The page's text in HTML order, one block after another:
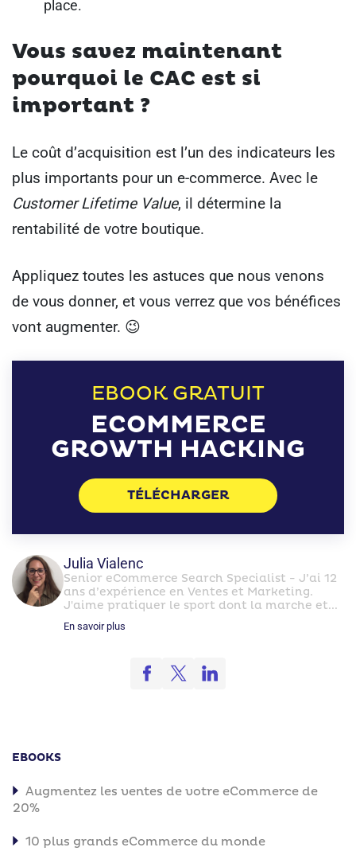
place.
Vous savez maintenant
pourquoi le CAC est si
important ?
Le coût d’acquisition est l’un des indicateurs les
plus importants pour un e-commerce. Avec le
Customer Lifetime Value, il détermine la
rentabilité de votre boutique.
Appliquez toutes les astuces que nous venons
de vous donner, et vous verrez que vos bénéfices
vont augmenter. 😉
EBOOK GRATUIT
ECOMMERCE
GROWTH HACKING
TÉLÉCHARGER
Julia Vialenc
Senior eCommerce Search Specialist - J’ai 12
ans d’expérience en Ventes et Marketing.
J'aime pratiquer le sport dont la marche et...
En savoir plus
EBOOKS
Augmentez les ventes de votre eCommerce de
20%
10 plus grands eCommerce du monde